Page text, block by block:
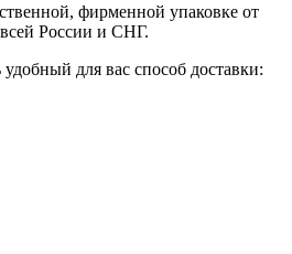
фирменной упаковке от
России и СНГ.
для вас способ доставки: